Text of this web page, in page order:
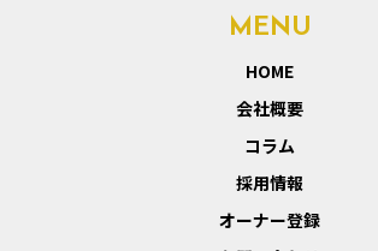
MENU
HOME
会社概要
コラム
採用情報
オーナー登録